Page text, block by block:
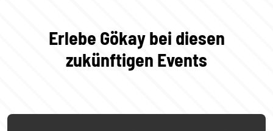
Erlebe Gökay bei diesen
zukünftigen Events